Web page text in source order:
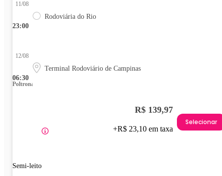
23:00
11/08
Rodoviária do Rio
06:30
12/08
Terminal Rodoviário de Campinas
Poltrona
Semi-leito
R$ 139,97
+R$ 23,10 em taxa
Selecionar